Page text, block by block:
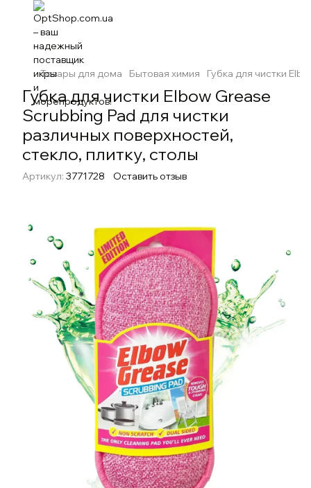
Товары для дома Бытовая химия Губка для чистки
Губка для чистки Elbow Grease
Scrubbing Pad для чистки
различных поверхностей,
стекло, плитку, столы
Артикул: 3771728 Оставить отзыв